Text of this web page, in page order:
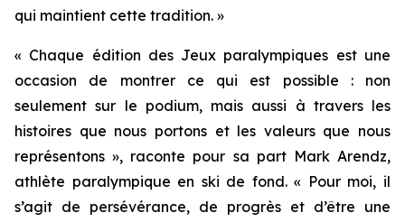
qui maintient cette tradition. »
« Chaque édition des Jeux paralympiques est une
occasion de montrer ce qui est possible : non
seulement sur le podium, mais aussi à travers les
histoires que nous portons et les valeurs que nous
représentons », raconte pour sa part Mark Arendz,
athlète paralympique en ski de fond. « Pour moi, il
s’agit de persévérance, de progrès et d’être une